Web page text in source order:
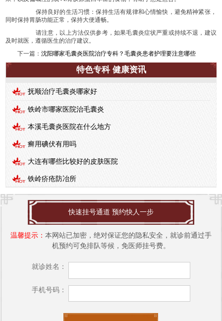
保持良好的生活习惯：保持生活有规律和心情愉快，避免精神紧张，
同时保持胃肠功能正常，保持大便通畅。
请注意，以上方法仅供参考，如果毛囊炎症状严重或持续不退，建议
及时就医，遵循医生的治疗建议。
下一篇：沈阳哪家毛囊炎医院治疗专科？毛囊炎患者护理要注意哪些
特色专科 健康资讯
抚顺治疗毛囊炎哪家好
铁岭市哪家医院治毛囊炎
本溪毛囊炎医院在什么地方
癣用碘伏有用吗
大连有哪些比较好的皮肤医院
铁岭疥疮防冶所
快速挂号通道 预约快人一步
温馨提示： 本网站已加密，绝对保证您的隐私安全，就诊前通过手
机预约可免排队等候，免医师挂号费。
就诊姓名：
手机号码：